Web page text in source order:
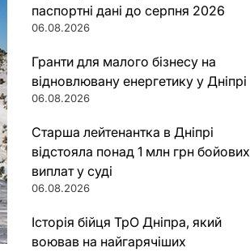
паспортні дані до серпня 2026
06.08.2026
Гранти для малого бізнесу на
відновлювану енергетику у Дніпрі
06.08.2026
Старша лейтенантка в Дніпрі
відстояла понад 1 млн грн бойових
виплат у суді
06.08.2026
Історія бійця ТрО Дніпра, який
воював на найгарячіших